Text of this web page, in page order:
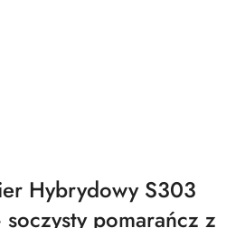
Hybrydowy S303
pomarańcz z